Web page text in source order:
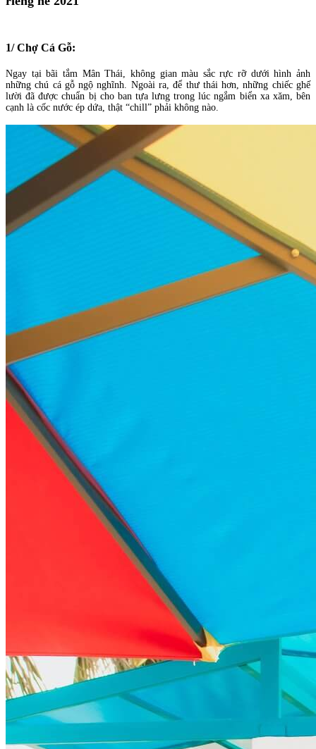
1/ Chợ Cá Gỗ:
Ngay tại bãi tắm Mân Thái, không gian màu sắc rực rỡ dưới hình ảnh
những chú cá gỗ ngộ nghĩnh. Ngoài ra, để thư thái hơn, những chiếc ghế
lười đã được chuẩn bị cho ban tựa lưng trong lúc ngắm biển xa xăm, bên
cạnh là cốc nước ép dứa, thật “chill” phải không nào.